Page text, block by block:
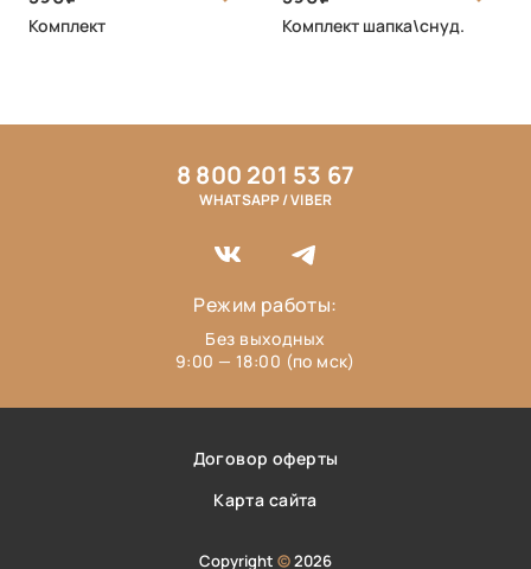
Комплект Комплект шапка\снуд.
Договор оферты
Карта сайта
Copyright ©2026
8 800 201 53 67
WHATSAPP / VIBER
Режим работы:
Без выходных
9:00 — 18:00 (по мск)